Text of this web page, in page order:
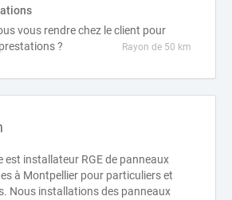
vous rendre chez le client pour
?
Rayon de 50 km
est installateur RGE de panneaux
à Montpellier pour particuliers et
Nous installations des panneaux